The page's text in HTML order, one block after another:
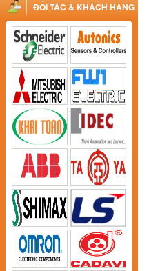
ĐỐI TÁC & KHÁCH HÀNG